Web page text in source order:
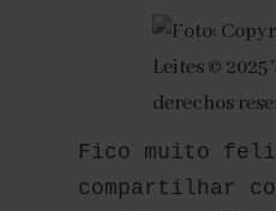
Fico muito
compartilhar